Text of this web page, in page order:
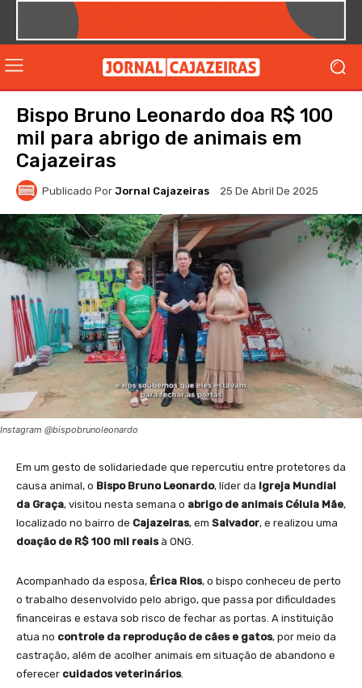
Bispo Bruno Leonardo doa R$ 100
mil para abrigo de animais em
Cajazeiras
Publicado Por Jornal Cajazeiras 25 De Abril De 2025
Instagram @bispobrunoleonardo
Em um gesto de solidariedade que repercutiu entre protetores da
causa animal, o Bispo Bruno Leonardo, líder da Igreja Mundial
da Graça, visitou nesta semana o abrigo de animais Célula Mãe,
localizado no bairro de Cajazeiras, em Salvador, e realizou uma
doação de R$ 100 mil reaisà ONG.
Acompanhado da esposa, Érica Rios, o bispo conheceu de perto
o trabalho desenvolvido pelo abrigo, que passa por dificuldades
financeiras e estava sob risco de fechar as portas. A instituição
atua no controle da reprodução de cães e gatos, por meio da
castração, além de acolher animais em situação de abandono e
oferecer cuidados veterinários.